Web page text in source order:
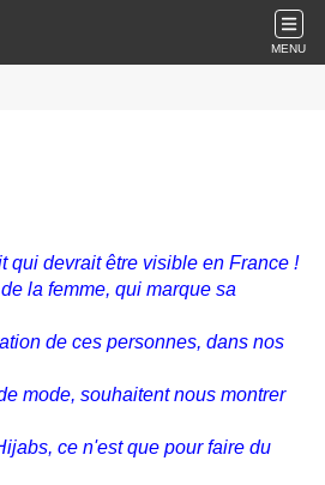
MENU
qui devrait être visible en France !
la femme, qui marque sa
de ces personnes, dans nos
mode, souhaitent nous montrer
ce n'est que pour faire du